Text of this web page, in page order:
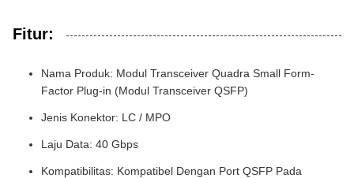
Fitur:
Nama Produk: Modul Transceiver Quadra Small Form-
Factor Plug-in (Modul Transceiver QSFP)
Jenis Konektor: LC / MPO
Laju Data: 40 Gbps
Kompatibilitas: Kompatibel Dengan Port QSFP Pada